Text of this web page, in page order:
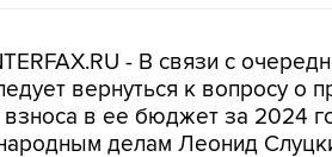
- В связи с
вернуться к вопросу о
в ее бюджет за 2024
делам Леонид